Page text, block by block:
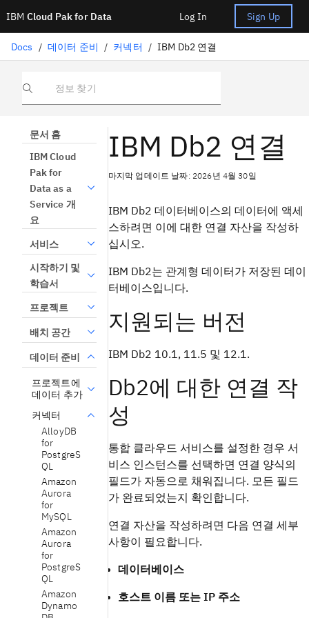
IBM Cloud Pak for Data Log In Sign Up
Docs / 데이터 준비 / 커넥터 / IBM Db2 연결
정보 찾기
문서 홈
IBM Cloud
Pak for
Data as a
Service 개
요
서비스
시작하기 및
학습서
프로젝트
배치 공간
데이터 준비
프로젝트에
데이터 추가
커넥터
AlloyDB
for
PostgreS
QL
Amazon
Aurora
for
MySQL
Amazon
Aurora
for
PostgreS
QL
Amazon
Dynamo
IBM Db2 연결
마지막 업데이트 날짜: 2026년 4월 30일
IBM Db2 데이터베이스의 데이터에 액세
스하려면 이에 대한 연결 자산을 작성하
십시오.
IBM Db2는 관계형 데이터가 저장된 데이
터베이스입니다.
지원되는 버전
IBM Db2 10.1, 11.5 및 12.1.
Db2에 대한 연결 작
성
통합 클라우드 서비스를 설정한 경우 서
비스 인스턴스를 선택하면 연결 양식의
필드가 자동으로 채워집니다. 모든 필드
가 완료되었는지 확인합니다.
연결 자산을 작성하려면 다음 연결 세부
사항이 필요합니다.
데이터베이스
호스트 이름 또는 IP 주소